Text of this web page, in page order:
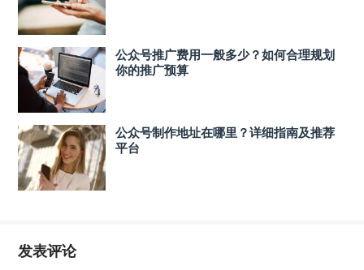
公众号推广费用一般多少？如何合理规划
你的推广预算
公众号制作地址在哪里？详细指南及推荐
平台
发表评论